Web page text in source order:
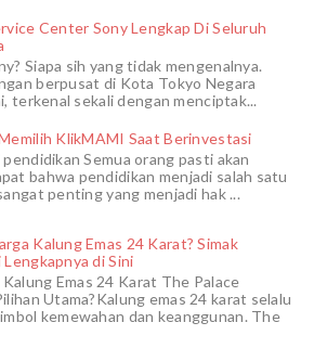
Center Sony Lengkap Di Seluruh
Siapa sih yang tidak mengenalnya.
berpusat di Kota Tokyo Negara
terkenal sekali dengan menciptak...
KlikMAMI Saat Berinvestasi
Semua orang pasti akan
bahwa pendidikan menjadi salah satu
penting yang menjadi hak ...
Kalung Emas 24 Karat? Simak
di Sini
Emas 24 Karat The Palace
Utama?Kalung emas 24 karat selalu
kemewahan dan keanggunan. The